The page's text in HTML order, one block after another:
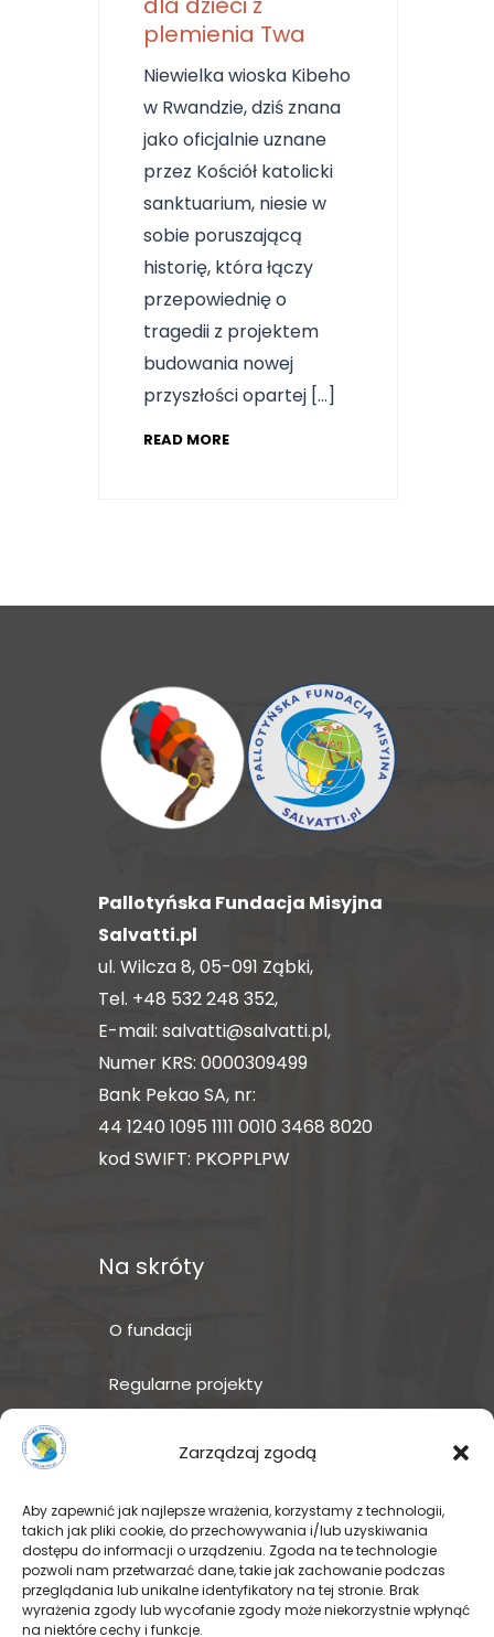
Zarządzaj zgodą
Aby zapewnić jak najlepsze wrażenia, korzystamy z technologii,
takich jak pliki cookie, do przechowywania i/lub uzyskiwania
dostępu do informacji o urządzeniu. Zgoda na te technologie
pozwoli nam przetwarzać dane, takie jak zachowanie podczas
przeglądania lub unikalne identyfikatory na tej stronie. Brak
wyrażenia zgody lub wycofanie zgody może niekorzystnie wpłynąć
na niektóre cechy i funkcje.
plemienia Twa
Niewielka wioska Kibeho
w Rwandzie, dziś znana
jako oficjalnie uznane
przez Kościół katolicki
sanktuarium, niesie w
sobie poruszającą
historię, która łączy
przepowiednię o
tragedii z projektem
budowania nowej
przyszłości opartej […]
READ MORE
Pallotyńska Fundacja Misyjna
Salvatti.pl
ul. Wilcza 8, 05-091 Ząbki,
Tel. +48 532 248 352,
E-mail: salvatti@salvatti.pl,
Numer KRS: 0000309499
Bank Pekao SA, nr:
44 1240 1095 1111 0010 3468 8020
kod SWIFT: PKOPPLPW
Na skróty
O fundacji
Regularne projekty
Wspomóż teraz – przekaż
darowiznę